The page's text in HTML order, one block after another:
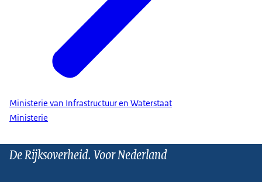
Ministerie van Infrastructuur en Waterstaat
Ministerie
De Rijksoverheid. Voor Nederland